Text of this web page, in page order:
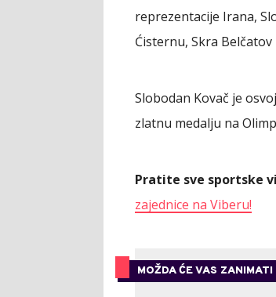
reprezentacije Irana,
Ćisternu, Skra Belčatov
Slobodan Kovač je
zlatnu medalju na
Pratite sve sportske
zajednice na Viberu!
MOŽDA ĆE VAS ZANIMATI